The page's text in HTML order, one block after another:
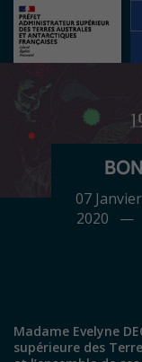
07 Janvier
2020 —
Madame Evelyne
supérieure des